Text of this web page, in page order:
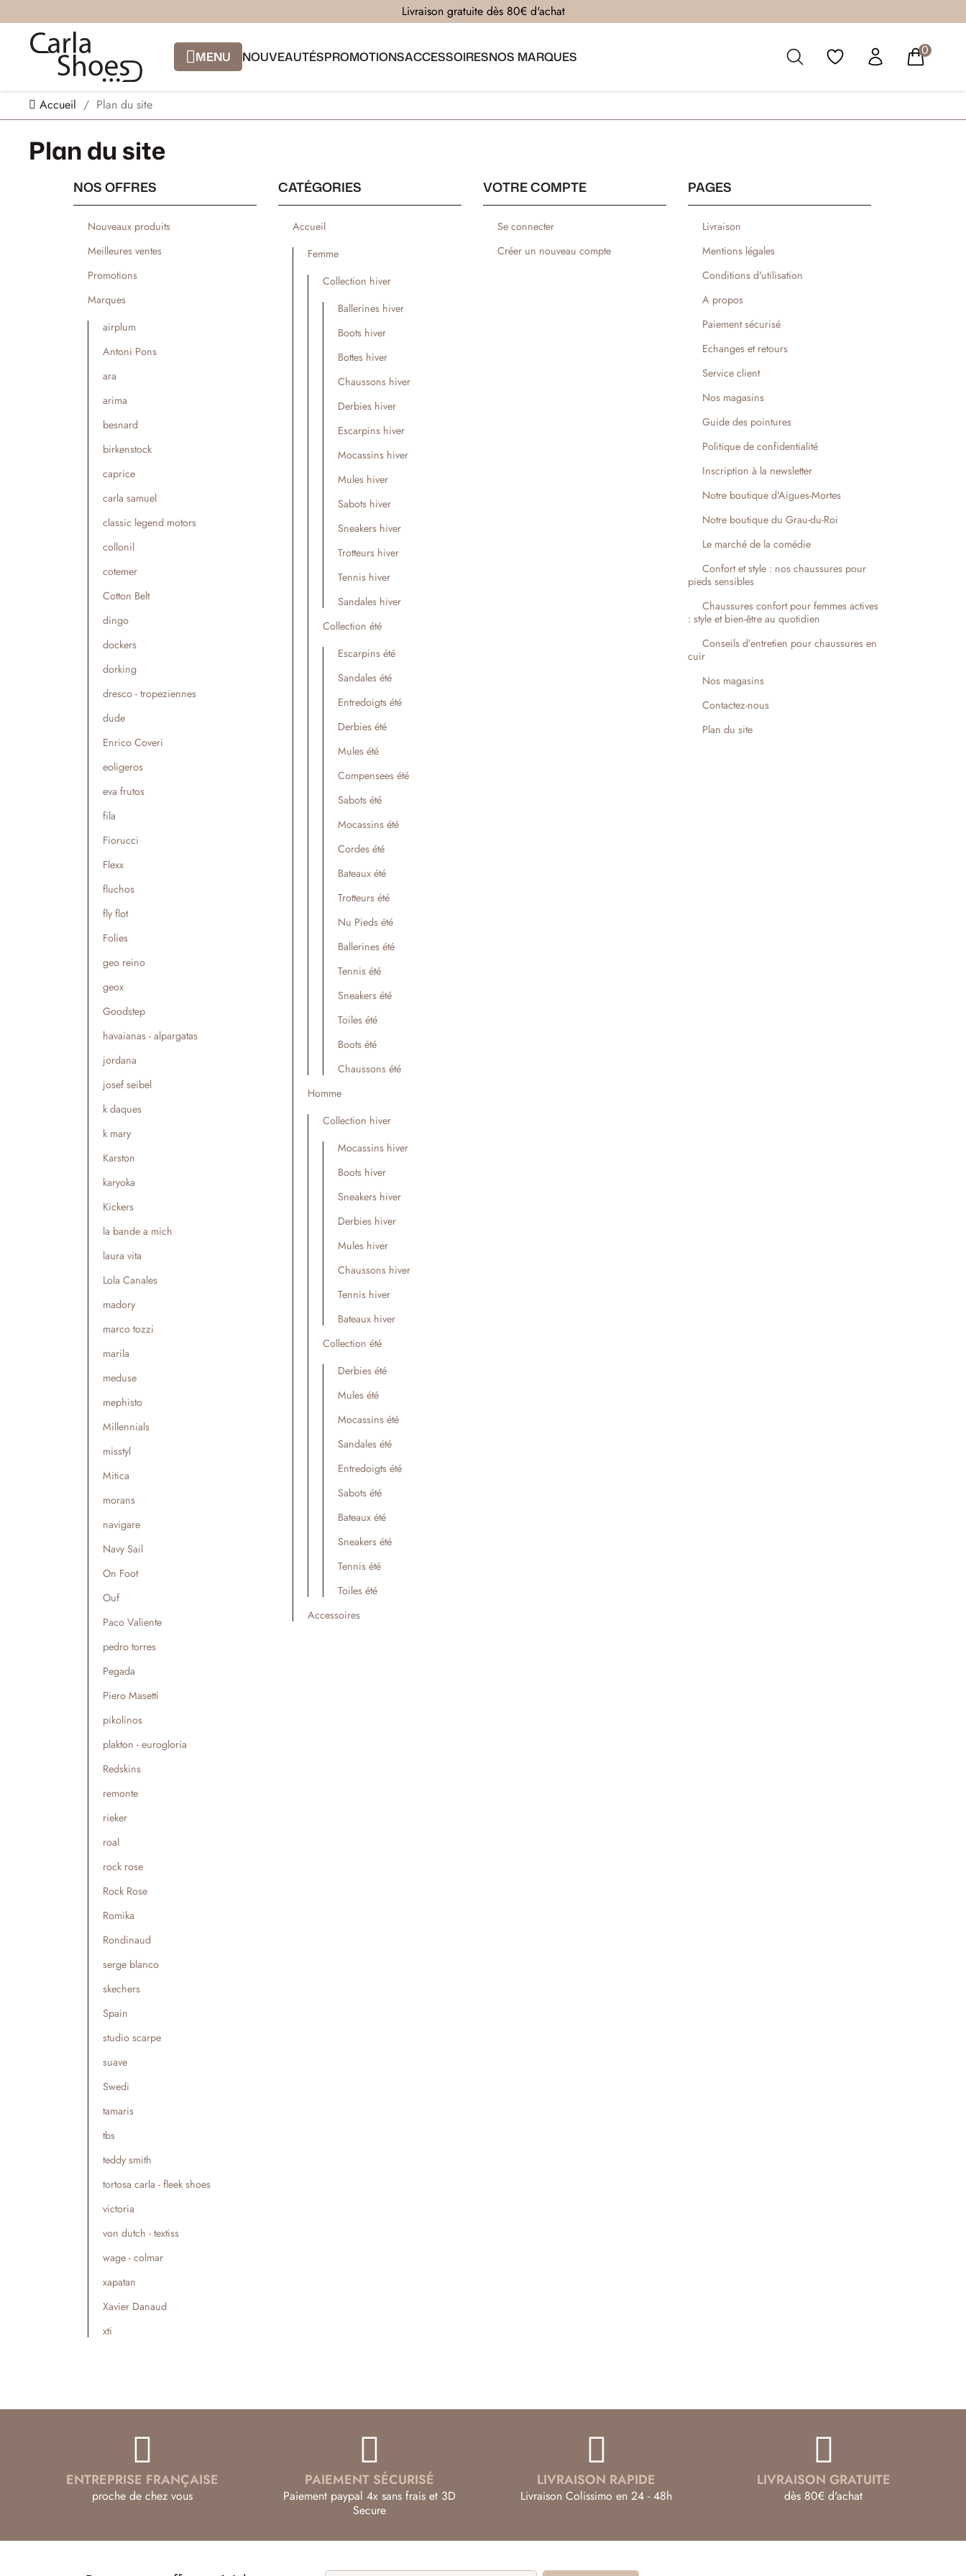
Livraison gratuite dès 80€ d'achat
MENU NOUVEAUTÉSPROMOTIONSACCESSOIRESNOS MARQUES 0
Accueil Plan du site
Plan du site
NOS OFFRES
Nouveaux produits
Meilleures ventes
Promotions
Marques
airplum
Antoni Pons
ara
arima
besnard
birkenstock
caprice
carla samuel
classic legend motors
collonil
cotemer
Cotton Belt
dingo
dockers
dorking
dresco - tropeziennes
dude
Enrico Coveri
eoligeros
eva frutos
fila
Fiorucci
Flexx
fluchos
fly flot
Folies
geo reino
geox
Goodstep
havaianas - alpargatas
jordana
josef seibel
k daques
k mary
Karston
karyoka
Kickers
la bande a mich
laura vita
Lola Canales
madory
marco tozzi
marila
meduse
mephisto
Millennials
misstyl
Mitica
morans
navigare
Navy Sail
On Foot
Ouf
Paco Valiente
pedro torres
Pegada
Piero Masetti
pikolinos
plakton - eurogloria
Redskins
remonte
rieker
roal
rock rose
Rock Rose
Romika
Rondinaud
serge blanco
skechers
Spain
studio scarpe
suave
Swedi
tamaris
tbs
teddy smith
tortosa carla - fleek shoes
victoria
von dutch - textiss
wage - colmar
xapatan
Xavier Danaud
xti
CATÉGORIES
Accueil
Femme
Collection hiver
Ballerines hiver
Boots hiver
Bottes hiver
Chaussons hiver
Derbies hiver
Escarpins hiver
Mocassins hiver
Mules hiver
Sabots hiver
Sneakers hiver
Trotteurs hiver
Tennis hiver
Sandales hiver
Collection été
Escarpins été
Sandales été
Entredoigts été
Derbies été
Mules été
Compensees été
Sabots été
Mocassins été
Cordes été
Bateaux été
Trotteurs été
Nu Pieds été
Ballerines été
Tennis été
Sneakers été
Toiles été
Boots été
Chaussons été
Homme
Collection hiver
Mocassins hiver
Boots hiver
Sneakers hiver
Derbies hiver
Mules hiver
Chaussons hiver
Tennis hiver
Bateaux hiver
Collection été
Derbies été
Mules été
Mocassins été
Sandales été
Entredoigts été
Sabots été
Bateaux été
Sneakers été
Tennis été
Toiles été
Accessoires
VOTRE COMPTE
Se connecter
Créer un nouveau compte
PAGES
Livraison
Mentions légales
Conditions d'utilisation
A propos
Paiement sécurisé
Echanges et retours
Service client
Nos magasins
Guide des pointures
Politique de confidentialité
Inscription à la newsletter
Notre boutique d'Aigues-Mortes
Notre boutique du Grau-du-Roi
Le marché de la comédie
Confort et style : nos chaussures pour
pieds sensibles
Chaussures confort pour femmes actives
: style et bien-être au quotidien
Conseils d’entretien pour chaussures en
cuir
Nos magasins
Contactez-nous
Plan du site
ENTREPRISE FRANÇAISE
proche de chez vous
PAIEMENT SÉCURISÉ
Paiement paypal 4x sans frais et 3D
Secure
LIVRAISON RAPIDE
Livraison Colissimo en 24 - 48h
LIVRAISON GRATUITE
dès 80€ d'achat